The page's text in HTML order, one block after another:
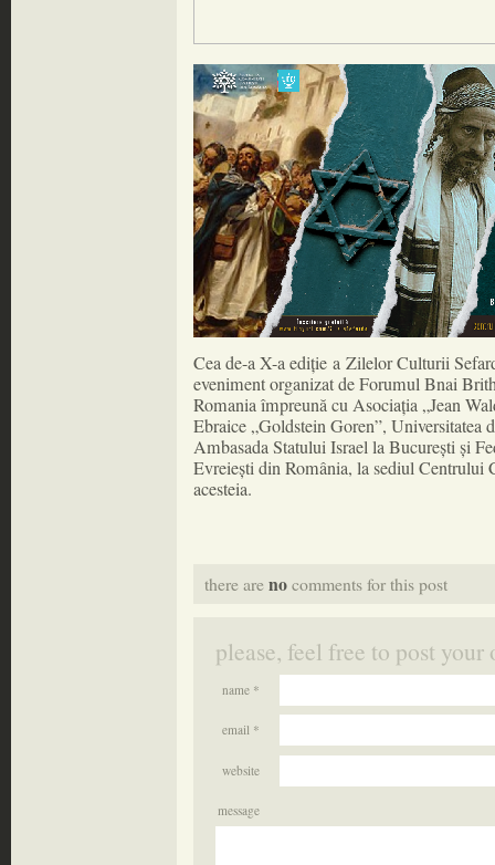
Cea de-a X-a ediție a Zilelor Culturii
eveniment organizat de Forumul Bnai
Romania împreună cu Asociația „Jean
Ebraice „Goldstein Goren”, Universitatea
Ambasada Statului Israel la București și
Evreiești din România, la sediul Centrului
acesteia.
there arenocomments for this post
please, feel free to post
name *
email *
website
message